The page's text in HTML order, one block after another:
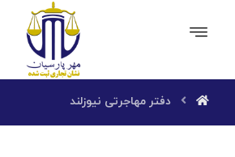
دفتر مهاجرتی نیوزلند